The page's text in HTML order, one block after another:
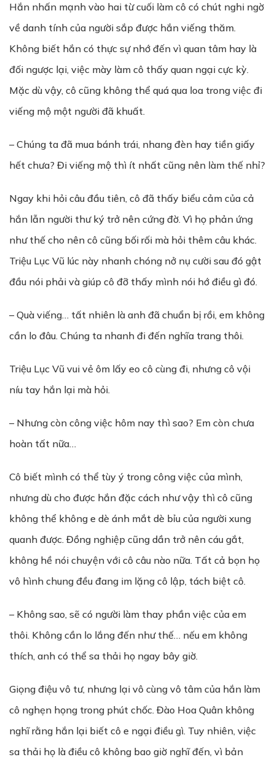
Hắn nhấn mạnh vào hai từ cuối làm cô có chút nghi ngờ
về danh tính của người sắp được hắn viếng thăm.
Không biết hắn có thực sự nhớ đến vì quan tâm hay là
đối ngược lại, việc mày làm cô thấy quan ngại cực kỳ.
Mặc dù vậy, cô cũng không thể quá qua loa trong việc đi
viếng mộ một người đã khuất.
– Chúng ta đã mua bánh trái, nhang đèn hay tiền giấy
hết chưa? Đi viếng mộ thì ít nhất cũng nên làm thế nhỉ?
Ngay khi hỏi câu đầu tiên, cô đã thấy biểu cảm của cả
hắn lẫn người thư ký trở nên cứng đờ. Vì họ phản ứng
như thế cho nên cô cũng bối rối mà hỏi thêm câu khác.
Triệu Lục Vũ lúc này nhanh chóng nở nụ cười sau đó gật
đầu nói phải và giúp cô đỡ thấy mình nói hớ điều gì đó.
– Quà viếng… tất nhiên là anh đã chuẩn bị rồi, em không
cần lo đâu. Chúng ta nhanh đi đến nghĩa trang thôi.
Triệu Lục Vũ vui vẻ ôm lấy eo cô cùng đi, nhưng cô vội
níu tay hắn lại mà hỏi.
– Nhưng còn công việc hôm nay thì sao? Em còn chưa
hoàn tất nữa…
Cô biết mình có thể tùy ý trong công việc của mình,
nhưng dù cho được hắn đặc cách như vậy thì cô cũng
không thể không e dè ánh mắt dè bỉu của người xung
quanh được. Đồng nghiệp cũng dần trở nên cáu gắt,
không hề nói chuyện với cô câu nào nữa. Tất cả bọn họ
vô hình chung đều đang im lặng cô lập, tách biệt cô.
– Không sao, sẽ có người làm thay phần việc của em
thôi. Không cần lo lắng đến như thế… nếu em không
thích, anh có thể sa thải họ ngay bây giờ.
Giọng điệu vô tư, nhưng lại vô cùng vô tâm của hắn làm
cô nghẹn họng trong phút chốc. Đào Hoa Quân không
nghĩ rằng hắn lại biết cô e ngại điều gì. Tuy nhiên, việc
sa thải họ là điều cô không bao giờ nghĩ đến, vì bản